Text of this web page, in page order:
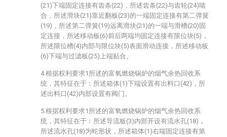
(21)下端固定连接有齿条(22)，所述齿条(22)与齿轮(24)啮
合，所述滑块(21)靠近翻板(23)的一端固定连接有第二弹簧
(19)，所述第二弹簧(19)远离滑块(21)的一端与滑槽(20)固
定连接，所述移动板(6)前后两端均固定连接有限位块(5)，
所述限位槽(4)内部与限位块(5)表面滑动连接，所述移动板
(6)下端与过滤板(25)上端贴合。
4.根据权利要求1所述的富氧燃烧锅炉的烟气余热回收系
统，其特征在于：所述箱体(1)下端设置有出料口(42)，所
述出料口(42)内部设置有阀门。
5.根据权利要求1所述的富氧燃烧锅炉的烟气余热回收系
统，其特征在于：所述导流板(3)内部开设有流水孔(18)，
所述流水孔(18)为蛇形状，所述箱体(1)右端固定连接有第